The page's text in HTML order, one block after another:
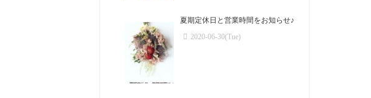
夏期定休日と営業時間をお知らせ♪
2020-06-30(Tue)